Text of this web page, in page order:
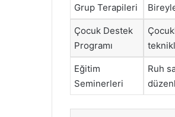
Grup Terapileri
Çocuk Destek
Programı
Eğitim
Seminerleri
Ruh